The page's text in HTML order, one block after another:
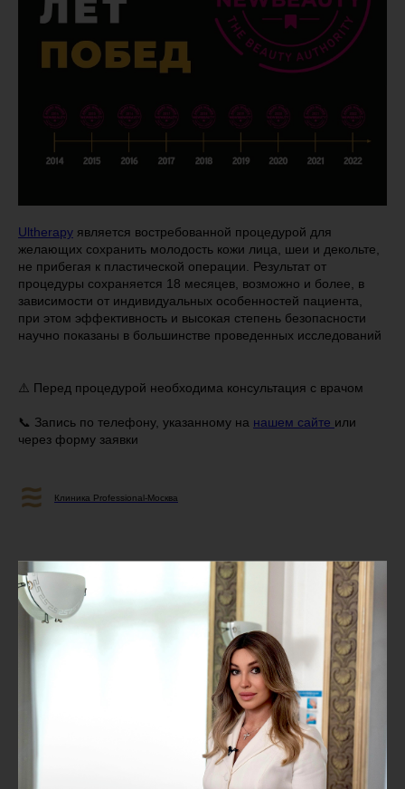
Ultherapy является востребованной процедурой для
желающих сохранить молодость кожи лица, шеи и декольте,
не прибегая к пластической операции. Результат от
процедуры сохраняется 18 месяцев, возможно и более, в
зависимости от индивидуальных особенностей пациента,
при этом эффективность и высокая степень безопасности
научно показаны в большинстве проведенных исследований
⚠️ Перед процедурой необходима консультация с врачом
📞 Запись по телефону, указанному на нашем сайте или
через форму заявки
Клиника Professional-Москва